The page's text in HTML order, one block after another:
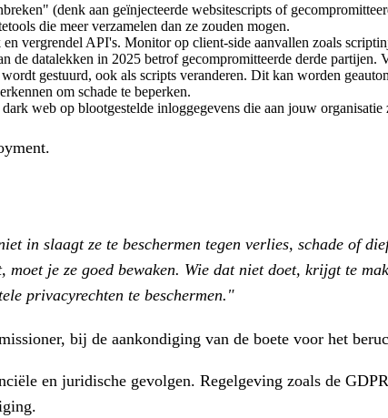
(denk aan geïnjecteerde websitescripts of
die meer verzamelen dan ze zouden mogen.
vergrendel API's. Monitor op client-side aanvallen zoals
de datalekken in 2025 betrof gecompromitteerde derde
gestuurd, ook als scripts veranderen. Dit kan worden
om schade te beperken.
web op blootgestelde inloggegevens die aan jouw
in slaagt ze te beschermen tegen verlies, schade of
je ze goed bewaken. Wie dat niet doet, krijgt te
privacyrechten te beschermen."
bij de aankondiging van de boete voor het
en juridische gevolgen. Regelgeving zoals de